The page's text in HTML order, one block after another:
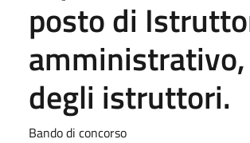
posto di
degli istruttori.
Bando di concorso